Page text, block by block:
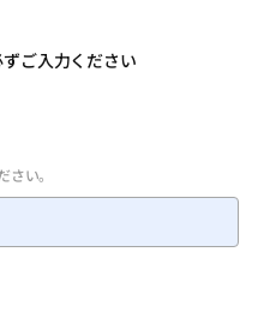
れた方
ご入力ください
い。